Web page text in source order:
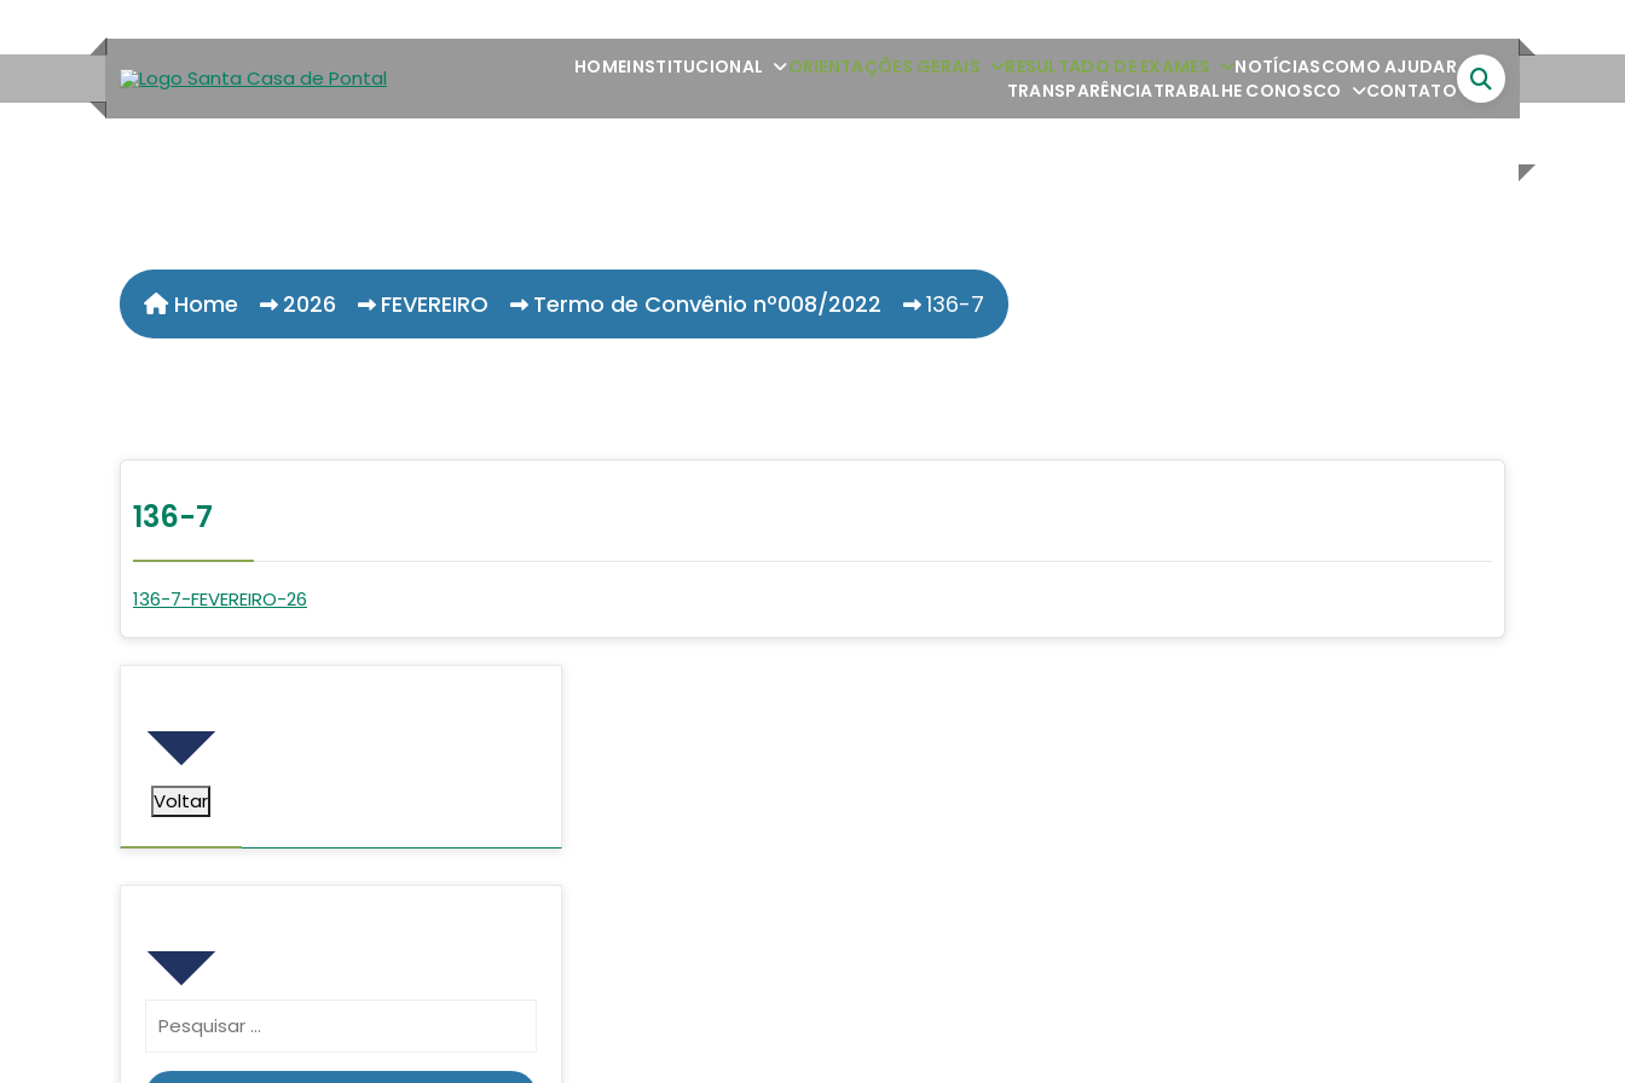
HOMEINSTITUCIONAL ORIENTAÇÕES GERAIS RESULTADO DE EXAMES NOTÍCIASCOMO AJUDAR
TRANSPARÊNCIATRABALHE CONOSCO CONTATO
Home 2026 FEVEREIRO Termo de Convênio nº008/2022 136-7
136-7
136-7-FEVEREIRO-26
Voltar